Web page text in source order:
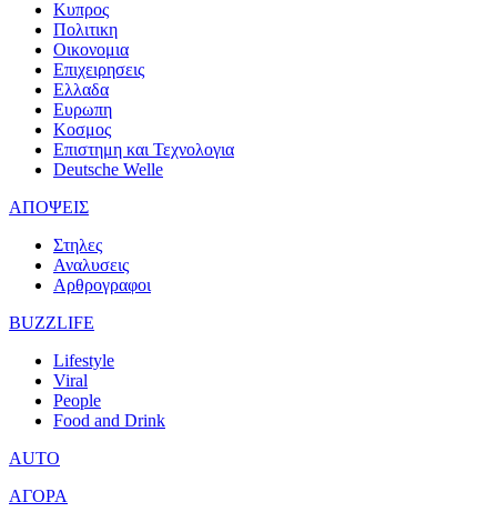
Κυπρος
Πολιτικη
Οικονομια
Επιχειρησεις
Ελλαδα
Ευρωπη
Κοσμος
Επιστημη και Τεχνολογια
Deutsche Welle
ΑΠΟΨΕΙΣ
Στηλες
Αναλυσεις
Αρθρογραφοι
BUZZLIFE
Lifestyle
Viral
People
Food and Drink
AUTO
ΑΓΟΡΑ